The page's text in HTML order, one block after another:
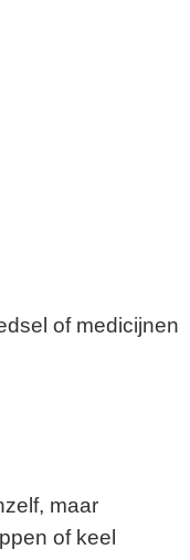
of medicijnen
maar
of keel